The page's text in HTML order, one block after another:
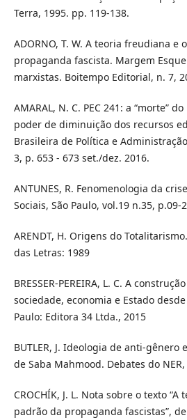
Terra, 1995. pp. 119-138.
ADORNO, T. W. A teoria freudiana e
propaganda fascista. Margem
marxistas. Boitempo Editorial, n. 7,
AMARAL, N. C. PEC 241: a “morte”
poder de diminuição dos recursos
Brasileira de Política e
3, p. 653 - 673 set./dez. 2016.
ANTUNES, R. Fenomenologia da
Sociais, São Paulo, vol.19 n.35, p.09-
ARENDT, H. Origens do
das Letras: 1989
BRESSER-PEREIRA, L. C. A
sociedade, economia e Estado
Paulo: Editora 34 Ltda., 2015
BUTLER, J. Ideologia de anti-
de Saba Mahmood. Debates do
CROCHÍK, J. L. Nota sobre o texto
padrão da propaganda fascistas”,